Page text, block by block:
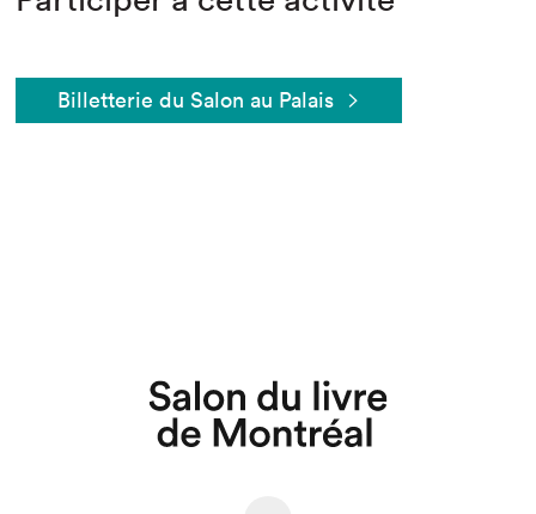
Billetterie du Salon au Palais